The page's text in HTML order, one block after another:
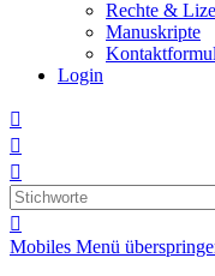
Rechte &
Manuskripte
Login




Mobiles Menü